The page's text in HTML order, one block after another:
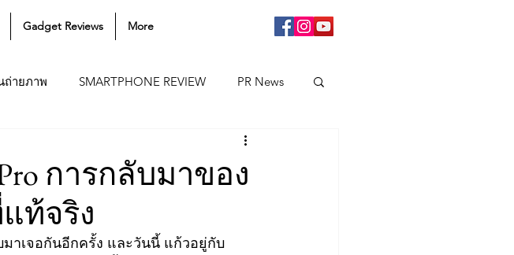
Gadget Reviews More
ถ่ายภาพ SMARTPHONE REVIEW PR News
Pro การกลับมาของ
ท้จริง
มาเจอกันอีกครั้ง และวันนี้ แก้วอยู่กับ